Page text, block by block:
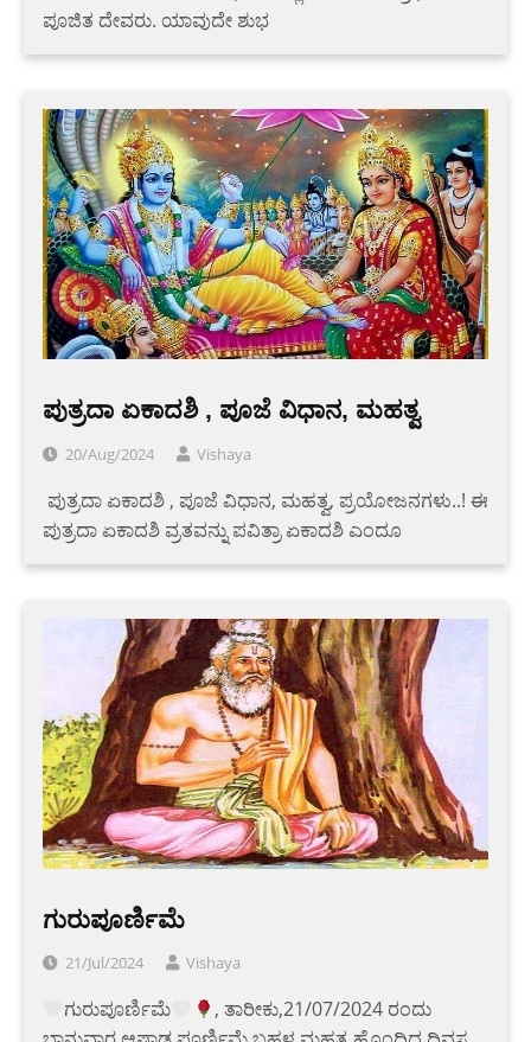
ಪೂಜಿತ ದೇವರು. ಯಾವುದೇ ಶುಭ
ಪುತ್ರದಾ ಏಕಾದಶಿ , ಪೂಜೆ ವಿಧಾನ, ಮಹತ್ವ
20/Aug/2024 Vishaya
‌ ಪುತ್ರದಾ ಏಕಾದಶಿ , ಪೂಜೆ ವಿಧಾನ, ಮಹತ್ವ, ಪ್ರಯೋಜನಗಳು..! ಈ
ಪುತ್ರದಾ ಏಕಾದಶಿ ವ್ರತವನ್ನು ಪವಿತ್ರಾ ಏಕಾದಶಿ ಎಂದೂ
ಗುರುಪೂರ್ಣಿಮೆ
21/Jul/2024 Vishaya
ಗುರುಪೂರ್ಣಿಮೆ
, ತಾರೀಕು,21/07/2024 ರಂದು